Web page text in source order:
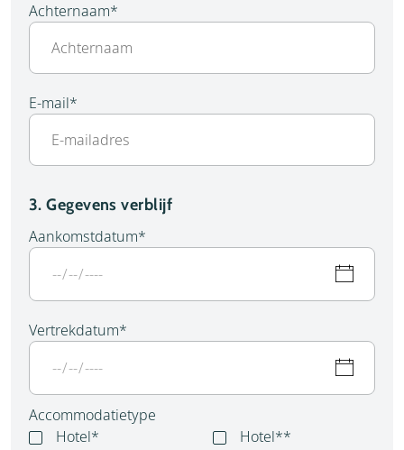
Achternaam*
E-mail*
3. Gegevens verblijf
Aankomstdatum*
Vertrekdatum*
Accommodatietype
Hotel*
Hotel**